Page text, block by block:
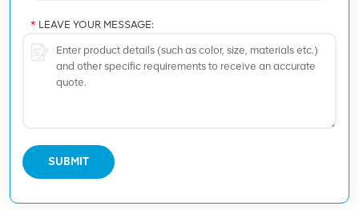
* LEAVE YOUR MESSAGE:
SUBMIT